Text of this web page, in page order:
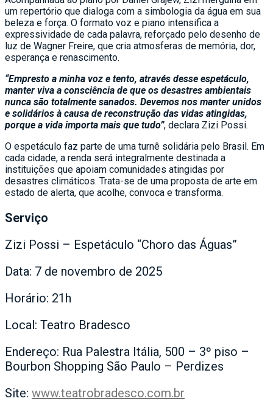
um repertório que dialoga com a simbologia da água em sua
beleza e força. O formato voz e piano intensifica a
expressividade de cada palavra, reforçado pelo desenho de
luz de Wagner Freire, que cria atmosferas de memória, dor,
esperança e renascimento.
“Empresto a minha voz e tento, através desse espetáculo,
manter viva a consciência de que os desastres ambientais
nunca são totalmente sanados. Devemos nos manter unidos
e solidários à causa de reconstrução das vidas atingidas,
porque a vida importa mais que tudo”, declara Zizi Possi.
O espetáculo faz parte de uma turnê solidária pelo Brasil. Em
cada cidade, a renda será integralmente destinada a
instituições que apoiam comunidades atingidas por
desastres climáticos. Trata-se de uma proposta de arte em
estado de alerta, que acolhe, convoca e transforma.
Serviço
Zizi Possi – Espetáculo “Choro das Águas”
Data: 7 de novembro de 2025
Horário: 21h
Local: Teatro Bradesco
Endereço: Rua Palestra Itália, 500 – 3º piso –
Bourbon Shopping São Paulo – Perdizes
Site: www.teatrobradesco.com.br